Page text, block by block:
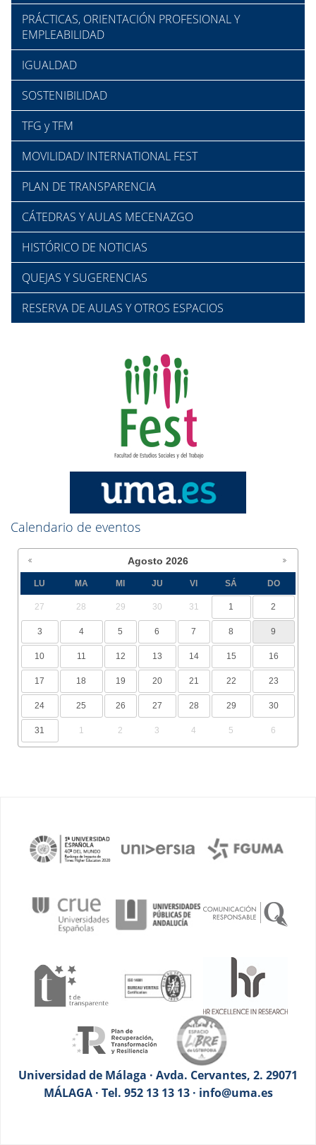
PRÁCTICAS, ORIENTACIÓN PROFESIONAL Y
EMPLEABILIDAD
IGUALDAD
SOSTENIBILIDAD
TFG y TFM
MOVILIDAD/ INTERNATIONAL FEST
PLAN DE TRANSPARENCIA
CÁTEDRAS Y AULAS MECENAZGO
HISTÓRICO DE NOTICIAS
QUEJAS Y SUGERENCIAS
RESERVA DE AULAS Y OTROS ESPACIOS
Calendario de eventos
Agosto 2026
LU MA MI JU VI SÁ DO
27 28 29 30 31 1 2
3 4 5 6 7 8 9
10 11 12 13 14 15 16
17 18 19 20 21 22 23
24 25 26 27 28 29 30
31 1 2 3 4 5 6
Universidad de Málaga · Avda. Cervantes, 2. 29071
MÁLAGA · Tel. 952 13 13 13 · info@uma.es